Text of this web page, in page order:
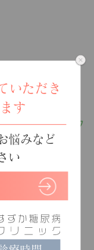
んの「カラフ
っておりまし
いただき
す
悩みなど
い